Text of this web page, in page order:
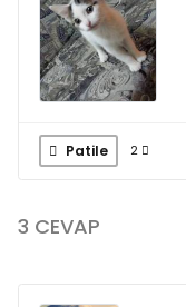
Patile 2
3 CEVAP